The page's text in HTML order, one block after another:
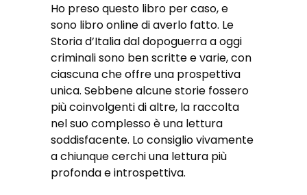
Ho preso questo libro per caso, e
sono libro online di averlo fatto. Le
Storia d’Italia dal dopoguerra a oggi
criminali sono ben scritte e varie, con
ciascuna che offre una prospettiva
unica. Sebbene alcune storie fossero
più coinvolgenti di altre, la raccolta
nel suo complesso è una lettura
soddisfacente. Lo consiglio vivamente
a chiunque cerchi una lettura più
profonda e introspettiva.